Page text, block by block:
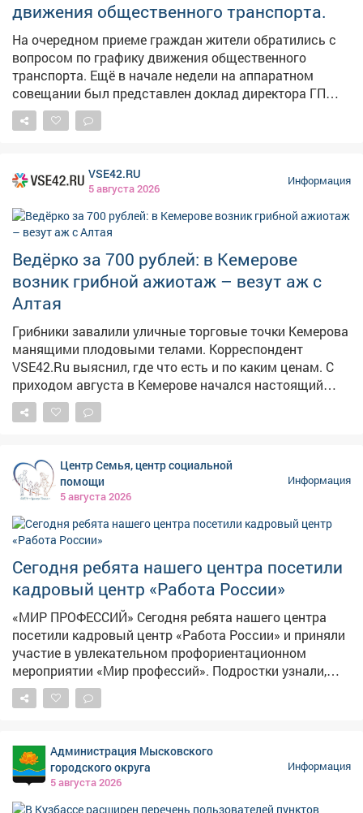
движения общественного транспорта.
На очередном приеме граждан жители обратились с
вопросом по графику движения общественного
транспорта. Ещё в начале недели на аппаратном
совещании был представлен доклад директора ГП
АТП о работе предприятия. Было поручено учесть
пожелания жителей, хотя понимаю, что всем не
благоустройства дворов, капитального ремонта
домов, личные проблемы правового характера.
Попасть на прием по личным вопросам можно
каждые первую и третью среды месяца по адресу пр.
Строителей 18, общественная приемная граждан.
Предварительная запись по телефону: 2-75-04.
VSE42.RU
5 августа 2026
Информация
Ведёрко за 700 рублей: в Кемерове
возник грибной ажиотаж – везут аж с
Алтая
Грибники завалили уличные торговые точки Кемерова
манящими плодовыми телами. Корреспондент
VSE42.Ru выяснил, где что есть и по каким ценам. С
приходом августа в Кемерове начался настоящий
грибной бум: народные рынки так и распирает от
аппетитных грибочков, собранных вручную в лесу.
роскошные трофеи, а горожанам только и остаётся,
что разбирать лесное лакомство как горячие пирожки.
Центр Семья, центр социальной
помощи
5 августа 2026
Информация
Сегодня ребята нашего центра посетили
кадровый центр «Работа России»
«МИР ПРОФЕССИЙ» Сегодня ребята нашего центра
посетили кадровый центр «Работа России» и приняли
участие в увлекательном профориентационном
мероприятии «Мир профессий». Подростки узнали,
какие профессии востребованы в Кузбассе и стране,
чем они отличаются друг от друга и какую пользу
ребят шахтёрские специальности: подробно
разобрали, кто такие шахтёры, какими навыками
нужно обладать, чтобы работать в этой важной
Администрация Мысковского
городского округа
5 августа 2026
Информация